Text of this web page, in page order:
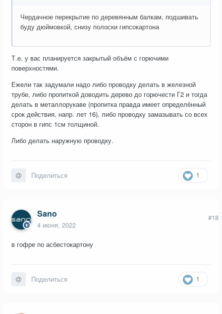
Чердачное перекрытие по деревянным балкам, подшивать
буду дюймовкой, снизу полоски гипсокартона
Т.е. у вас планируется закрытый объём с горючими
поверхностями.
Ежели так задумали надо либо проводку делать в железной
трубе, либо пропиткой доводить дерево до горючести Г2 и тогда
делать в металлорукаве (пропитка правда имеет определённый
срок действия, напр. лет 16), либо проводку замазывать со всех
сторон в гипс 1см толщиной.
Либо делать наружную проводку.
1
Поделиться
Sano
4 июня, 2022
#18
в гофре по асбестокартону
1
Поделиться